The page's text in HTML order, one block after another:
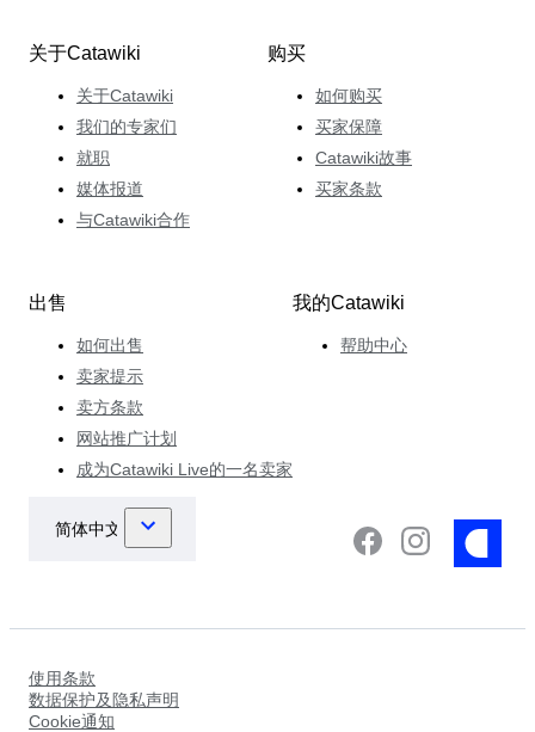
关于Catawiki
关于Catawiki
我们的专家们
就职
媒体报道
与Catawiki合作
购买
如何购买
买家保障
Catawiki故事
买家条款
出售
如何出售
卖家提示
卖方条款
网站推广计划
成为Catawiki Live的一名卖家
我的Catawiki
帮助中心
使用条款
数据保护及隐私声明
Cookie通知